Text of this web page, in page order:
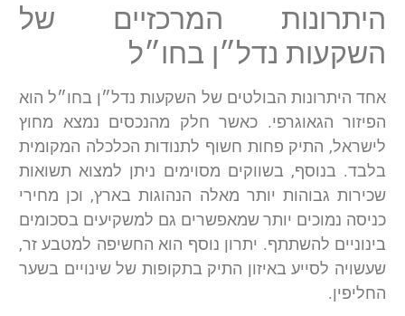
היתרונות המרכזיים של
השקעות נדל״ן בחו״ל
אחד היתרונות הבולטים של השקעות נדל״ן בחו״ל הוא
הפיזור הגאוגרפי. כאשר חלק מהנכסים נמצא מחוץ
לישראל, התיק פחות חשוף לתנודות הכלכלה המקומית
בלבד. בנוסף, בשווקים מסוימים ניתן למצוא תשואות
שכירות גבוהות יותר מאלה הנהוגות בארץ, וכן מחירי
כניסה נמוכים יותר שמאפשרים גם למשקיעים בסכומים
בינוניים להשתתף. יתרון נוסף הוא החשיפה למטבע זר,
שעשויה לסייע באיזון התיק בתקופות של שינויים בשער
החליפין.